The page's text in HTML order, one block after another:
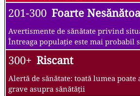
201-300 Foarte
Avertismente de sănătate privind
Întreaga populație este mai probabil
300+ Riscant
Alertă de sănătate: toată lumea poate
grave asupra sănătății